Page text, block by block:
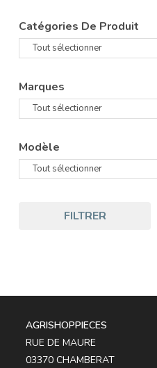
Catégories De Produit
Marques
Modèle
FILTRER
AGRISHOPPIECES
RUE DE MAURE
03370 CHAMBERAT